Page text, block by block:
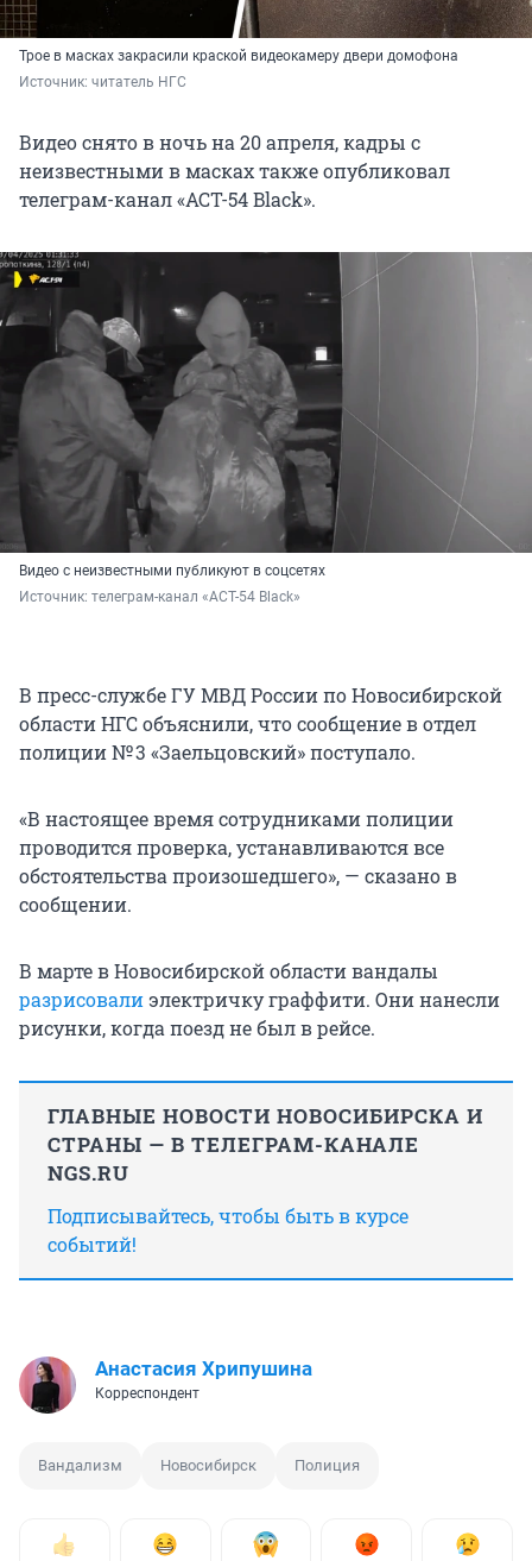
Трое в масках закрасили краской видеокамеру двери домофона
Источник: читатель НГС
Видео снято в ночь на 20 апреля, кадры с
неизвестными в масках также опубликовал
телеграм-канал «АСТ-54 Black».
Видео с неизвестными публикуют в соцсетях
Источник: телеграм-канал «АСТ-54 Black»
В пресс-службе ГУ МВД России по Новосибирской
области НГС объяснили, что сообщение в отдел
полиции № 3 «Заельцовский» поступало.
«В настоящее время сотрудниками полиции
проводится проверка, устанавливаются все
обстоятельства произошедшего», — сказано в
сообщении.
В марте в Новосибирской области вандалы
разрисовалиэлектричку граффити. Они нанесли
рисунки, когда поезд не был в рейсе.
ГЛАВНЫЕ НОВОСТИ НОВОСИБИРСКА И
СТРАНЫ — В ТЕЛЕГРАМ-КАНАЛЕ
NGS.RU
Подписывайтесь, чтобы быть в курсе
событий!
Анастасия Хрипушина
Корреспондент
Вандализм Новосибирск Полиция